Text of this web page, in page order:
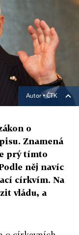
Autor ▪ČTK
o
Znamená
prý tímto
něj navíc
církvím. Na
vládu, a